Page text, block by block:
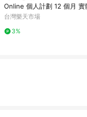
Online 個人計劃 12 個月 實
卡 NSO 任天堂網路會員
台灣樂天市場
3%